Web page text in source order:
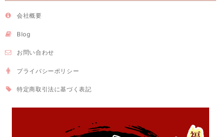
会社概要
Blog
お問い合わせ
プライバシーポリシー
特定商取引法に基づく表記